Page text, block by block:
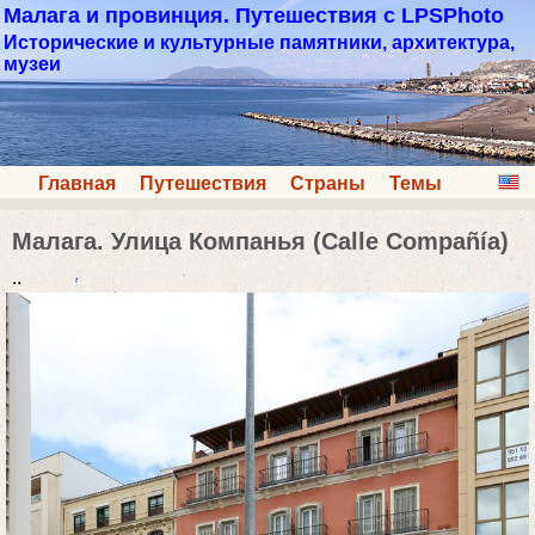
Малага и провинция. Путешествия с LPSPhoto
Исторические и культурные памятники, архитектура,
музеи
Главная Путешествия Страны Темы
Малага. Улица Компанья (Calle Compañía)
..